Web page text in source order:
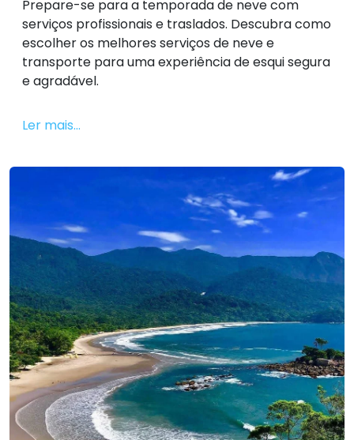
Prepare-se para a temporada de neve com
serviços profissionais e traslados. Descubra como
escolher os melhores serviços de neve e
transporte para uma experiência de esqui segura
e agradável.
Ler mais...